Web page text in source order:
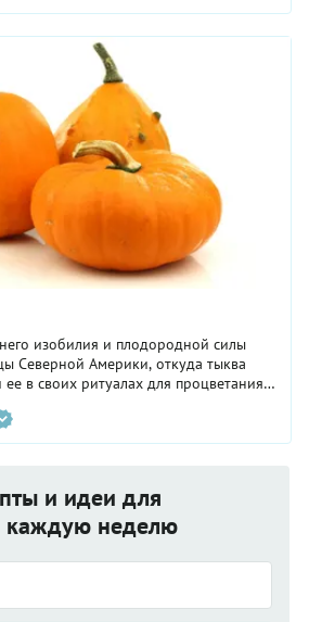
изобилия и плодородной силы
Северной Америки, откуда тыква
в своих ритуалах для процветания и
системе Фэн-шуй с помощью тыквы
и благополучие. Так что тыква —
или каша.
и идеи для
каждую неделю